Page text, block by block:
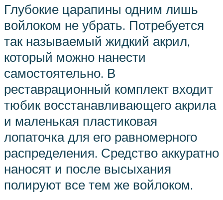
Глубокие царапины одним лишь
войлоком не убрать. Потребуется
так называемый жидкий акрил,
который можно нанести
самостоятельно. В
реставрационный комплект входит
тюбик восстанавливающего акрила
и маленькая пластиковая
лопаточка для его равномерного
распределения. Средство аккуратно
наносят и после высыхания
полируют все тем же войлоком.